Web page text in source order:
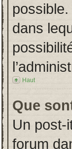
dans
Haut
Que
Un post-
forum